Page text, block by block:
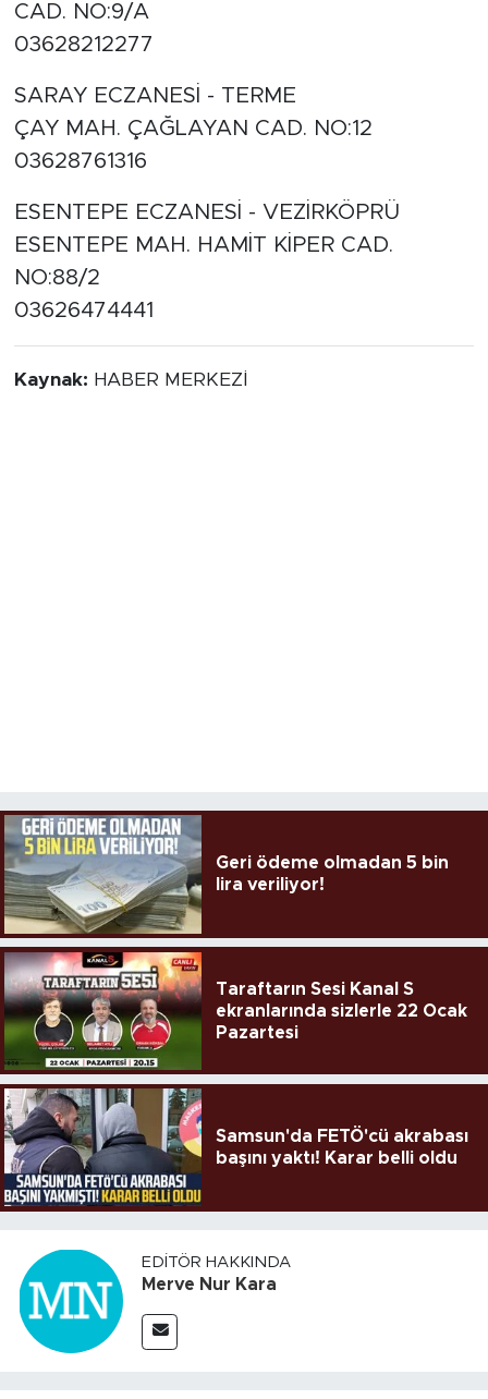
CAD. NO:9/A
03628212277
SARAY ECZANESİ - TERME
ÇAY MAH. ÇAĞLAYAN CAD. NO:12
03628761316
ESENTEPE ECZANESİ - VEZİRKÖPRÜ
ESENTEPE MAH. HAMİT KİPER CAD.
NO:88/2
03626474441
Kaynak: HABER MERKEZİ
Geri ödeme olmadan 5 bin
lira veriliyor!
Taraftarın Sesi Kanal S
ekranlarında sizlerle 22 Ocak
Pazartesi
Samsun'da FETÖ'cü akrabası
başını yaktı! Karar belli oldu
EDITÖR HAKKINDA
Merve Nur Kara